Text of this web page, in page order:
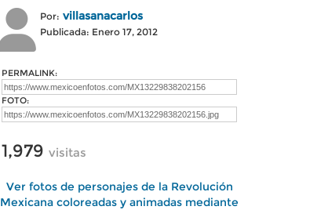
Por: villasanacarlos
Publicada: Enero 17, 2012
PERMALINK:
FOTO:
1,979 visitas
Ver fotos de personajes de la Revolución
Mexicana coloreadas y animadas mediante